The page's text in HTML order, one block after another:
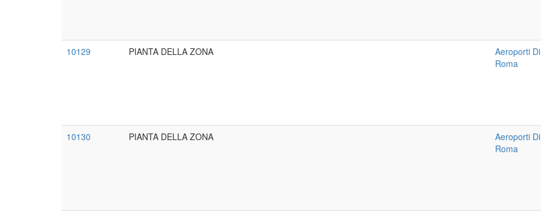
10129 PIANTA DELLA ZONA
Aeroporti Di
Roma
10130 PIANTA DELLA ZONA
Aeroporti Di
Roma